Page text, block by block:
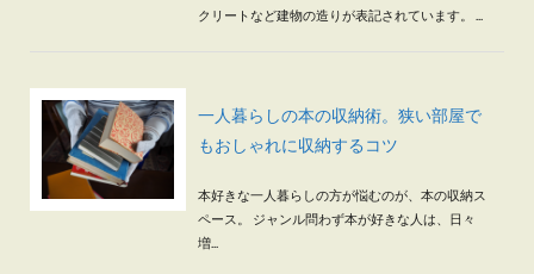
クリートなど建物の造りが表記されています。 ...
一人暮らしの本の収納術。狭い部屋で
もおしゃれに収納するコツ
本好きな一人暮らしの方が悩むのが、本の収納ス
ペース。 ジャンル問わず本が好きな人は、日々
増...